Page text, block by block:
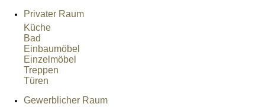
Privater Raum
Küche
Bad
Einbaumöbel
Einzelmöbel
Treppen
Türen
Gewerblicher Raum